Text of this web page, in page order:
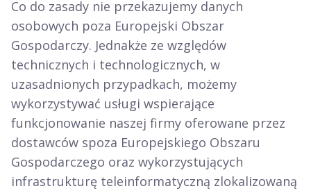
Co do zasady nie przekazujemy danych
osobowych poza Europejski Obszar
Gospodarczy. Jednakże ze względów
technicznych i technologicznych, w
uzasadnionych przypadkach, możemy
wykorzystywać usługi wspierające
funkcjonowanie naszej firmy oferowane przez
dostawców spoza Europejskiego Obszaru
Gospodarczego oraz wykorzystujących
infrastrukturę teleinformatyczną zlokalizowaną